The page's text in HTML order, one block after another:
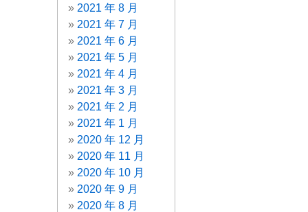
2021 年 8 月
2021 年 7 月
2021 年 6 月
2021 年 5 月
2021 年 4 月
2021 年 3 月
2021 年 2 月
2021 年 1 月
2020 年 12 月
2020 年 11 月
2020 年 10 月
2020 年 9 月
2020 年 8 月